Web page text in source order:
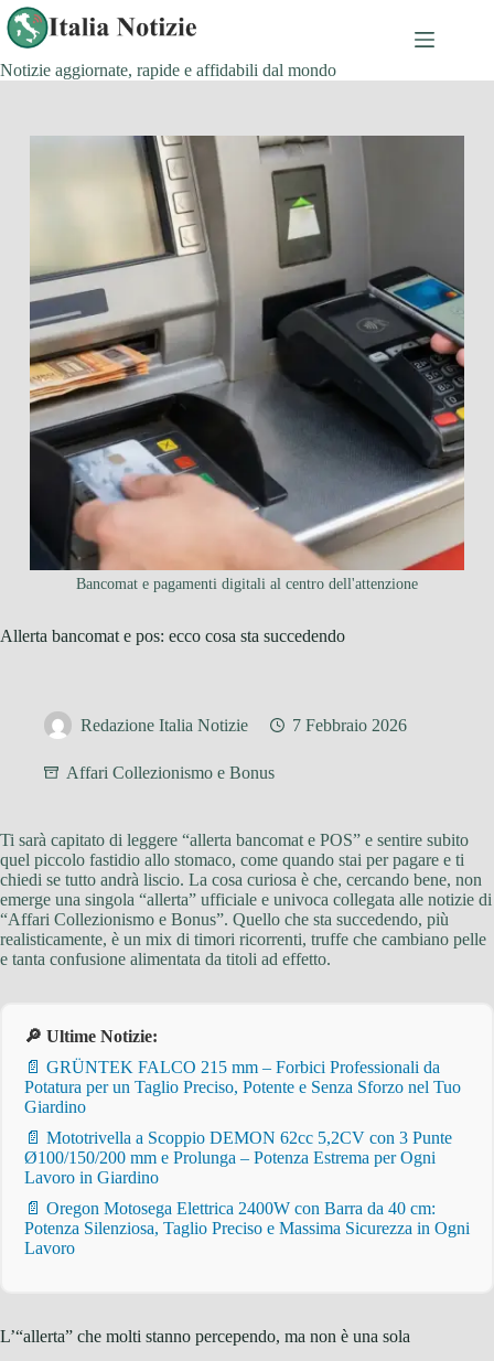
Salta
al
contenuto
Notizie aggiornate, rapide e affidabili dal mondo
Bancomat e pagamenti digitali al centro dell'attenzione
Allerta bancomat e pos: ecco cosa sta succedendo
Redazione Italia Notizie 7 Febbraio 2026
Affari Collezionismo e Bonus
Ti sarà capitato di leggere “allerta bancomat e POS” e sentire subito
quel piccolo fastidio allo stomaco, come quando stai per pagare e ti
chiedi se tutto andrà liscio. La cosa curiosa è che, cercando bene, non
emerge una singola “allerta” ufficiale e univoca collegata alle notizie di
“Affari Collezionismo e Bonus”. Quello che sta succedendo, più
realisticamente, è un mix di timori ricorrenti, truffe che cambiano pelle
e tanta confusione alimentata da titoli ad effetto.
🔎 Ultime Notizie:
📄 GRÜNTEK FALCO 215 mm – Forbici Professionali da
Potatura per un Taglio Preciso, Potente e Senza Sforzo nel Tuo
Giardino
📄 Mototrivella a Scoppio DEMON 62cc 5,2CV con 3 Punte
Ø100/150/200 mm e Prolunga – Potenza Estrema per Ogni
Lavoro in Giardino
📄 Oregon Motosega Elettrica 2400W con Barra da 40 cm:
Potenza Silenziosa, Taglio Preciso e Massima Sicurezza in Ogni
Lavoro
L’“allerta” che molti stanno percependo, ma non è una sola